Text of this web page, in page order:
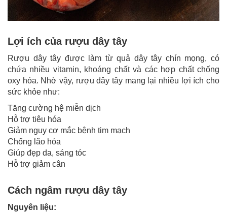
Lợi ích của rượu dây tây
Rượu dây tây được làm từ quả dây tây chín mọng, có
chứa nhiều vitamin, khoáng chất và các hợp chất chống
oxy hóa. Nhờ vậy, rượu dây tây mang lại nhiều lợi ích cho
sức khỏe như:
Tăng cường hệ miễn dịch
Hỗ trợ tiêu hóa
Giảm nguy cơ mắc bệnh tim mạch
Chống lão hóa
Giúp đẹp da, sáng tóc
Hỗ trợ giảm cân
Cách ngâm rượu dây tây
Nguyên liệu: